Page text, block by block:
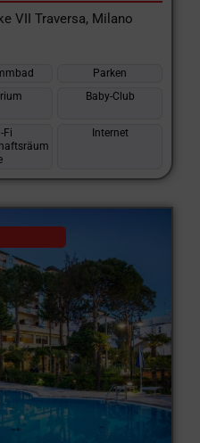
VII Traversa, Milano
Parken
Baby-Club
Fi
Internet